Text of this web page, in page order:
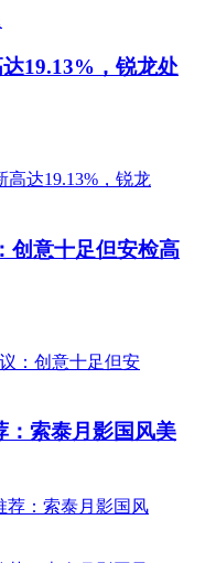
19.13%，锐龙处
创意十足但安检高
：索泰月影国风美